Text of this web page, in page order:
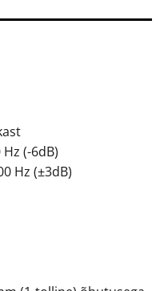
Hz (-6dB)
Hz (±3dB)